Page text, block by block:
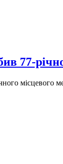
77-
місцевого